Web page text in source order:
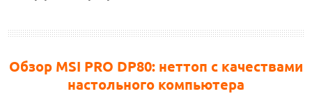
Обзор MSI PRO DP80: неттоп с качествами
настольного компьютера